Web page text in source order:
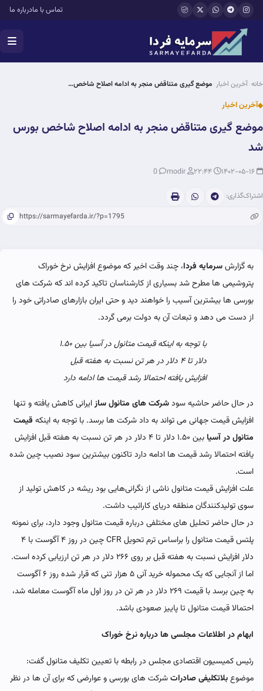
رفتن به محتوای اصلی تماس با مادرباره ما
خانه آخرین اخبار موضع گیری متناقض منجر به ادامه اصلاح شاخص…
آخرین اخبار
موضع گیری متناقض منجر به ادامه اصلاح شاخص بورس
شد
اشتراک‌گذاری:
به گزارشسرمایه فردا، چند وقت اخیر که موضوع افزایش نرخ خوراک
پتروشیمی ها مطرح شد بسیاری از کارشناسان تاکید کرده اند که شرکت های
بورسی ها بیشترین آسیب را خواهند دید و حتی ایران بازارهای صادراتی خود را
از دست می دهد و تبعات آن به دولت برمی گردد.
با توجه به اینکه قیمت متانول در آسیا بین ۱.۵۰
دلار تا ۴ دلار در هر تن نسبت به هفته قبل
افزایش یافته احتمالا رشد قیمت ها ادامه دارد
در حال حاضر حاشیه سودشرکت های متانول سازایرانی کاهش یافته و تنها
افزایش قیمت جهانی می تواند به داد شرکت ها برسد. با توجه به اینکه قیمت
متانول در آسیا
بین ۱.۵۰ دلار تا ۴ دلار در هر تن نسبت به هفته قبل افزایش
یافته احتمالا رشد قیمت ها ادامه دارد تاکنون بیشترین سود نصیب چین شده
است.
علت افزایش قیمت متانول ناشی از نگرانی‌هایی بود ریشه در کاهش تولید از
سوی تولیدکنندگان منطقه دریای کارائیب داشت.
در حال حاضر تحلیل های مختلفی درباره قیمت متانول وجود دارد، برای نمونه
پلتس قیمت متانول را براساس ترم تحویل CFR چین در روز ۴ آگوست با ۴
دلار افزایش نسبت به هفته قبل بر روی ۲۶۶ دلار در هر تن ارزیابی کرده است.
اما از آنجایی که یک محموله خرید آنی ۵ هزار تنی که قرار شده روز ۶ آگوست
به چین برسد با قیمت ۲۶۹ دلار در هر تن در روز اول ماه آگوست معامله شد،
احتمالا قیمت متانول تا پاییز صعودی باشد.
ابهام در اطلاعات مجلسی ها درباره نرخ خوراک
رئیس کمیسیون اقتصادی مجلس در رابطه با تعیین تکلیف متانول گفت:
موضوعبلاتکلیفی صادراتشرکت های بورسی و عوارضی که برای آن ها در نظر